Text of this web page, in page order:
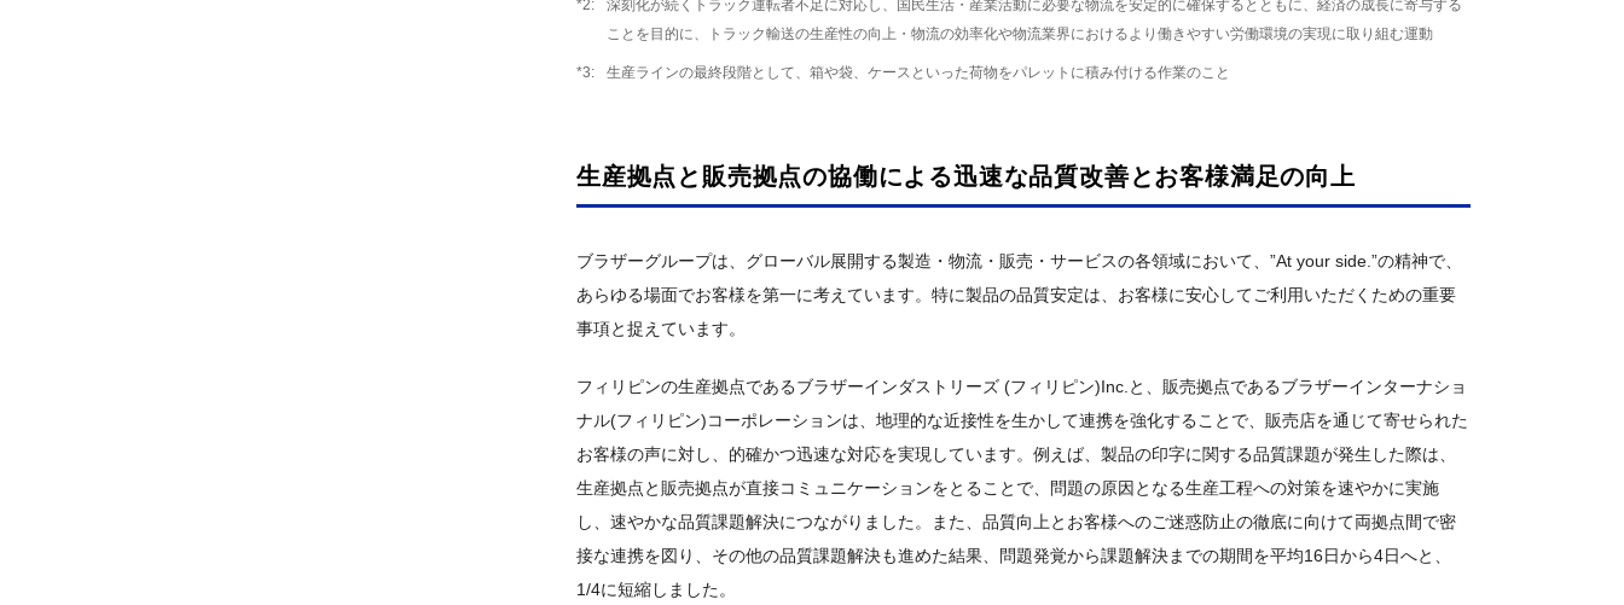
深刻化が続くトラック運転者不足に対応し、国民生活・産業活動に必要な物流を安定的に確保するとともに、経済の成長に寄与する
ことを目的に、トラック輸送の生産性の向上・物流の効率化や物流業界におけるより働きやすい労働環境の実現に取り組む運動
生産ラインの最終段階として、箱や袋、ケースといった荷物をパレットに積み付ける作業のこと
生産拠点と販売拠点の協働による迅速な品質改善とお客様満足の向上
ブラザーグループは、グローバル展開する製造・物流・販売・サービスの各領域において、”At your side.”の精神で、
あらゆる場面でお客様を第一に考えています。特に製品の品質安定は、お客様に安心してご利用いただくための重要
事項と捉えています。
フィリピンの生産拠点であるブラザーインダストリーズ (フィリピン)Inc.と、販売拠点であるブラザーインターナショ
ナル(フィリピン)コーポレーションは、地理的な近接性を生かして連携を強化することで、販売店を通じて寄せられた
お客様の声に対し、的確かつ迅速な対応を実現しています。例えば、製品の印字に関する品質課題が発生した際は、
生産拠点と販売拠点が直接コミュニケーションをとることで、問題の原因となる生産工程への対策を速やかに実施
し、速やかな品質課題解決につながりました。また、品質向上とお客様へのご迷惑防止の徹底に向けて両拠点間で密
接な連携を図り、その他の品質課題解決も進めた結果、問題発覚から課題解決までの期間を平均16日から4日へと、
1/4に短縮しました。